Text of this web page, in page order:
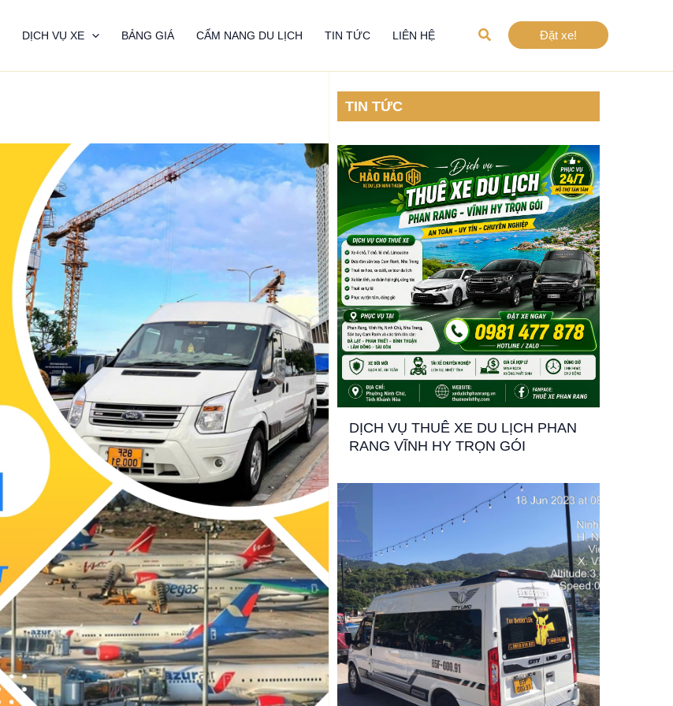
DỊCH VỤ XE BẢNG GIÁ CẨM NANG DU LỊCH TIN TỨC LIÊN HỆ
Tìm
Đặt xe!
TIN TỨC
DỊCH VỤ THUÊ XE DU LỊCH PHAN
RANG VĨNH HY TRỌN GÓI